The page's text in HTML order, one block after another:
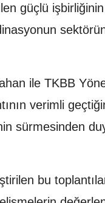
güçlü
ile TKBB
verimli
sürmesinden
bu